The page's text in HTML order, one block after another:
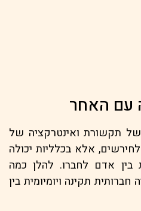
עם האחר
תקשורת ואינטרקציה של
אלא בכלליות יכולה
אדם לחברו. להלן כמה
תקינה ויומיומית בין